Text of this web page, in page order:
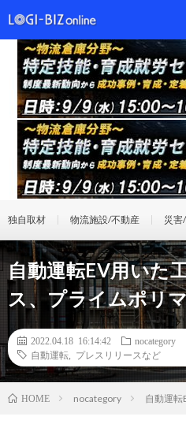
独自取材 物流施設/不動産 災害
自動運転EV用いた
ス、プライムポリ
2022.04.18 16:14:42
nocategory
自動運転
プレスリリースなど
HOME nocategory 自動運転